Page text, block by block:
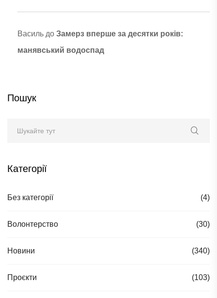
Васильдо Замерз вперше за десятки років:
манявський водоспад
Пошук
Категорії
Без категорії (4)
Волонтерство (30)
Новини (340)
Проєкти (103)